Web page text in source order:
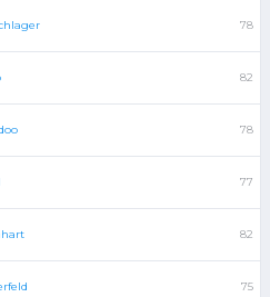
78
82
78
77
82
75